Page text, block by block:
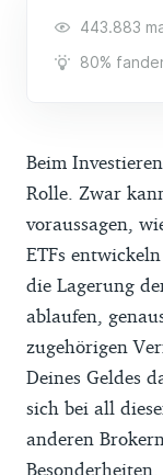
443.883
80%
Beim
Rolle. Zwar
voraussagen,
ETFs
die Lagerung
ablaufen,
zugehörigen
Deines Geldes
sich bei all
anderen
Besonderheiten.